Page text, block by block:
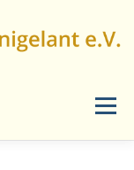
Menü